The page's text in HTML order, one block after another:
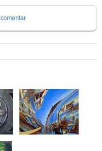
comentar